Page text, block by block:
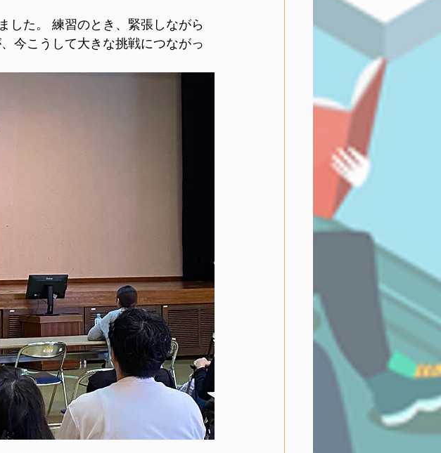
した。 練習のとき、緊張しながら
今こうして大きな挑戦につながっ